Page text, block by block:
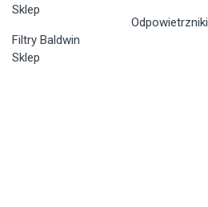
Sklep
Filtry Baldwin
Sklep
Odpowietrzniki